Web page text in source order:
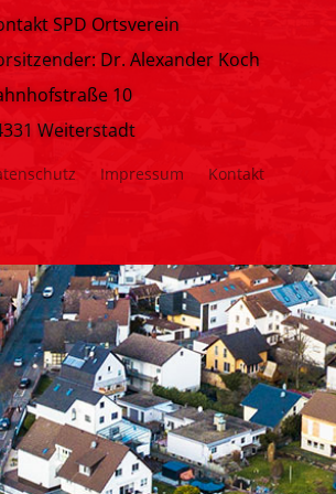
SPD Ortsverein
Dr. Alexander Koch
10
Weiterstadt
Impressum Kontakt